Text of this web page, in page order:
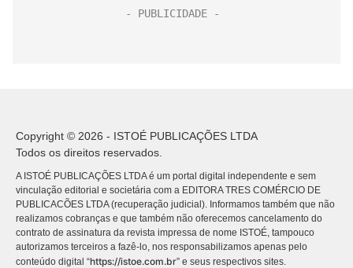
Copyright © 2026 - ISTOÉ PUBLICAÇÕES LTDA
Todos os direitos reservados.
A ISTOÉ PUBLICAÇÕES LTDA é um portal digital independente e sem
vinculação editorial e societária com a EDITORA TRES COMÉRCIO DE
PUBLICACÕES LTDA (recuperação judicial). Informamos também que não
realizamos cobranças e que também não oferecemos cancelamento do
contrato de assinatura da revista impressa de nome ISTOÉ, tampouco
autorizamos terceiros a fazê-lo, nos responsabilizamos apenas pelo
conteúdo digital “https://istoe.com.br” e seus respectivos sites.